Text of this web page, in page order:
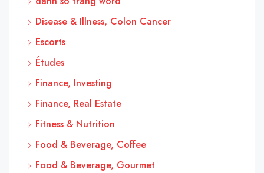
Disease & Illness, Colon Cancer
Escorts
Études
Finance, Investing
Finance, Real Estate
Fitness & Nutrition
Food & Beverage, Coffee
Food & Beverage, Gourmet